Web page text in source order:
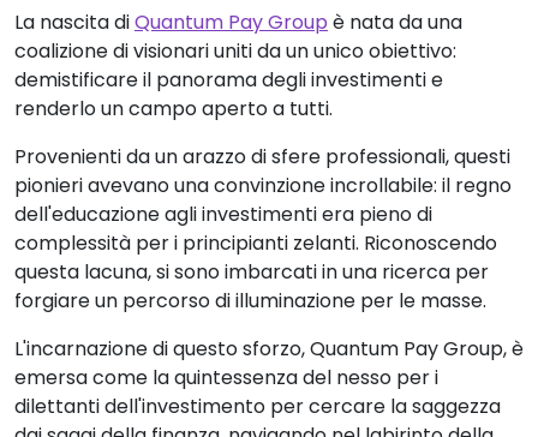
La nascita diQuantum Pay Group è nata da una
coalizione di visionari uniti da un unico obiettivo:
demistificare il panorama degli investimenti e
renderlo un campo aperto a tutti.
Provenienti da un arazzo di sfere professionali, questi
pionieri avevano una convinzione incrollabile: il regno
dell'educazione agli investimenti era pieno di
complessità per i principianti zelanti. Riconoscendo
questa lacuna, si sono imbarcati in una ricerca per
forgiare un percorso di illuminazione per le masse.
L'incarnazione di questo sforzo, Quantum Pay Group, è
emersa come la quintessenza del nesso per i
dilettanti dell'investimento per cercare la saggezza